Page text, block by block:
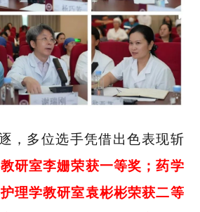
，多位选手凭借出色表现斩
研室李姗荣获一等奖；药学
理学教研室袁彬彬荣获二等